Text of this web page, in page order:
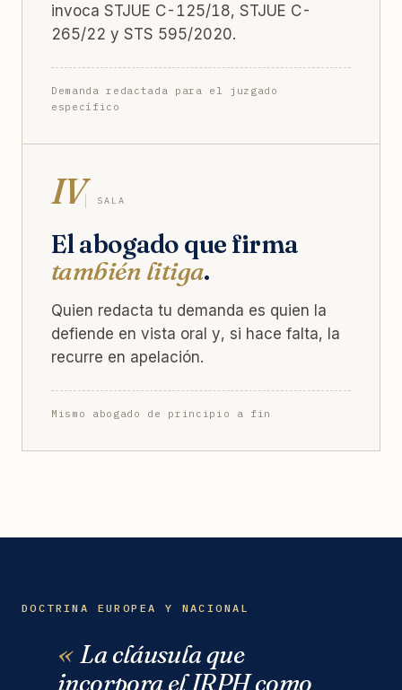
invoca STJUE C-125/18, STJUE C-
265/22 y STS 595/2020.
Demanda redactada para el juzgado
específico
IV SALA
El abogado que firma
también litiga.
Quien redacta tu demanda es quien la
defiende en vista oral y, si hace falta, la
recurre en apelación.
Mismo abogado de principio a fin
DOCTRINA EUROPEA Y NACIONAL
La cláusula que
incorpora el IRPH como